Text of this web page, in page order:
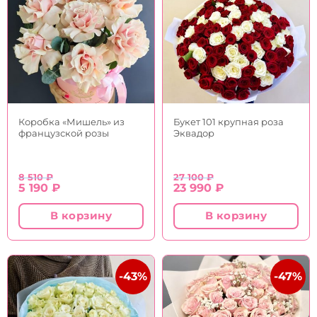
Коробка «Мишель» из
французской розы
8 510₽
Первоначальная
составляла
510 ₽.
5 190 ₽
Текущая
5
В корзину
Букет 101 крупная роза
Эквадор
27 100₽
Первоначальная
составляла
100 ₽.
23 990 ₽
Текущая
23
990 ₽.В корзину
-43% -47%